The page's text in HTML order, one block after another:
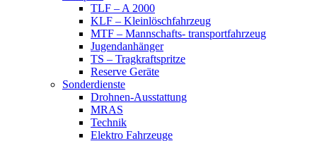
TLF – A 2000
KLF – Kleinlöschfahrzeug
MTF – Mannschafts- transportfahrzeug
Jugendanhänger
TS – Tragkraftspritze
Reserve Geräte
Sonderdienste
Drohnen-Ausstattung
MRAS
Technik
Elektro Fahrzeuge